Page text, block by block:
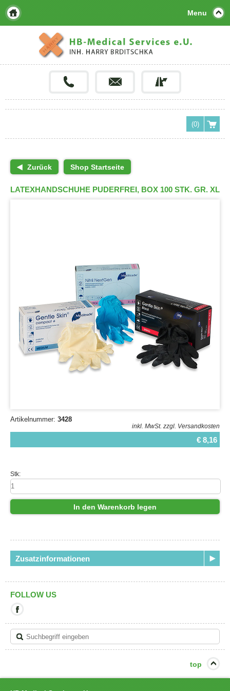
Menu
(0)
Zurück Shop Startseite
LATEXHANDSCHUHE PUDERFREI, BOX 100 STK. GR. XL
Artikelnummer: 3428
inkl. MwSt. zzgl. Versandkosten
€ 8,16
Stk:
In den Warenkorb legen
Zusatzinformationen
FOLLOW US
Link
verlassen
Sie
die
top